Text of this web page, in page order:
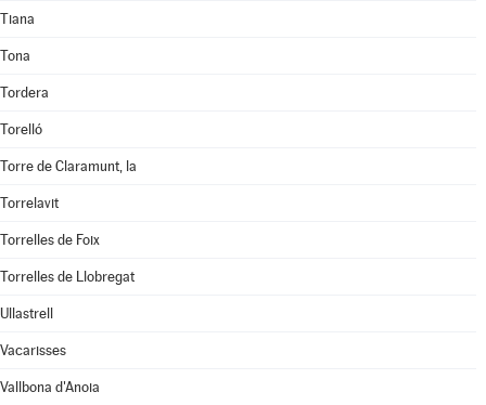
Tiana
Tona
Tordera
Torelló
Torre de Claramunt, la
Torrelavit
Torrelles de Foix
Torrelles de Llobregat
Ullastrell
Vacarisses
Vallbona d'Anoia